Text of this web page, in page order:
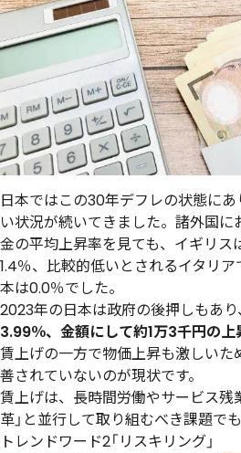
日本ではこの30年デフレの状態に
い状況が続いてきました。諸外国
金の平均上昇率を見ても、イギリス
1.4％、比較的低いとされるイタリ
本は0.0％でした。
2023年の日本は政府の後押しもあり
3.99％、金額にして約1万3千円の上
賃上げの一方で物価上昇も激しい
善されていないのが現状です。
賃上げは、長時間労働やサービス残
革」と並行して取り組むべき課題でも
トレンドワード2「リスキリング」